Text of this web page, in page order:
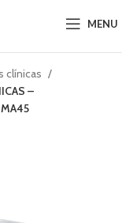
MENU
clínicas
–